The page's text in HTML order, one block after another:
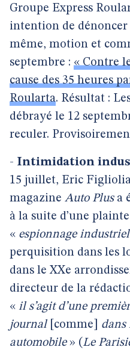
Groupe Express
intention de dénoncer
même, motion et
septembre : « Contre
cause des 35 heures
Roularta. Résultat :
débrayé le 12
reculer.
- Intimidation
15 juillet, Eric
magazine Auto Plusa
à la suite d’une
« espionnage industriel
perquisition dans les
dans le XXe
directeur de la
« il s’agit d’une
journal[comme] dans
automobile» (Le